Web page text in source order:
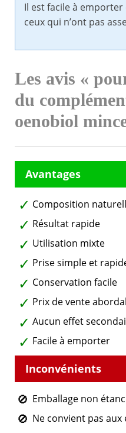
Il est facile à
ceux qui n’ont pas
Les avis «
du
oenobiol
Composition
Résultat rapide
Utilisation mixte
Prise simple et
Conservation facile
Prix de vente
Aucun effet
Facile à emporter
Emballage non
Ne convient pas aux